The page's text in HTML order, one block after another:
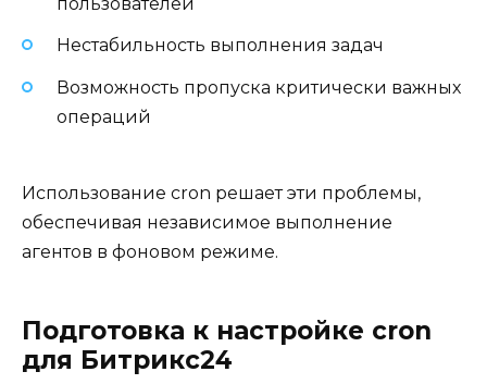
Нестабильность выполнения задач
Возможность пропуска критически важных
операций
Использование cron решает эти проблемы,
обеспечивая независимое выполнение
агентов в фоновом режиме.
Подготовка к настройке cron
для Битрикс24